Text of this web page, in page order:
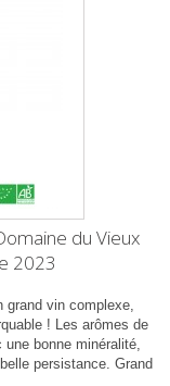
du Vieux
2023
grand vin complexe,
! Les arômes de
bonne minéralité,
persistance. Grand